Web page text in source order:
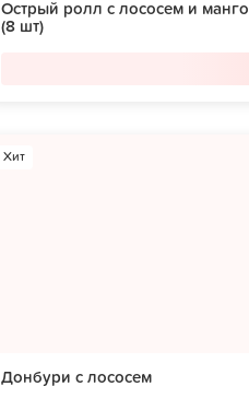
Острый ролл с лососем и манго
(8 шт)
Хит
Донбури с лососем